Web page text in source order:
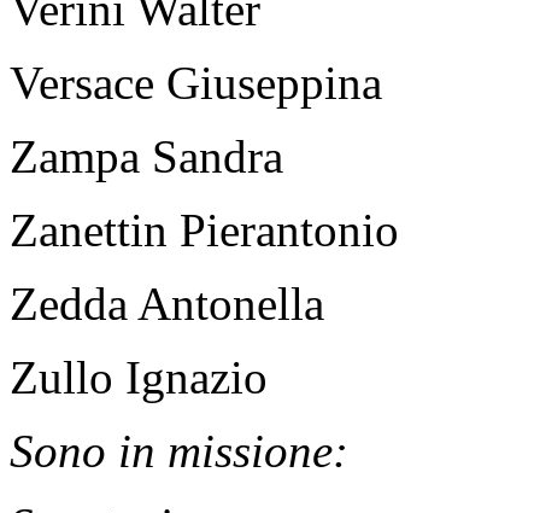
Versace Giuseppina
Zampa Sandra
Zanettin Pierantonio
Zedda Antonella
Zullo Ignazio
Sono in missione: